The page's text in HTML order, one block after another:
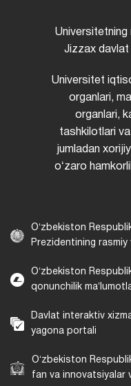
Universitetning
Jizzax davlat
Universitet
organlari,
organlari,
tashkilotlari
jumladan
oʻzaro
Oʻzbekiston
Prezidentining rasmiy
Oʻzbekiston
qonunchilik
Davlat interaktiv
yagona portali
Oʻzbekiston
fan va innovatsiyalar